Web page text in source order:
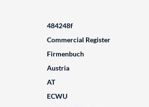
484248f
Commercial Register
Firmenbuch
Austria
AT
ECWU